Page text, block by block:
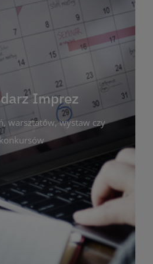
Imprez
warsztatów, wystaw czy
konkursów
Imprez
wszystkie planowane
i edukacyjne organizowane
tu sprawdzić terminy
wystaw czy konkursów.
kalendarzowi łatwo
w interesujących Cię
harmonogram na
był zgodny z planem pracy
do śledzenia i uczestnictwa
miasta!
WIĘCEJ